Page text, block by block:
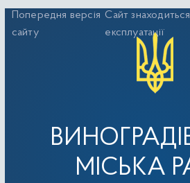
Перейти
до
Попередня версія
сайту
Сайт
експлуатації
МІСЬКА